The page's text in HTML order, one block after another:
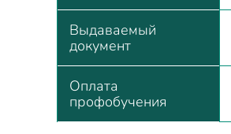
Выдаваемый
документ
Оплата
профобучения